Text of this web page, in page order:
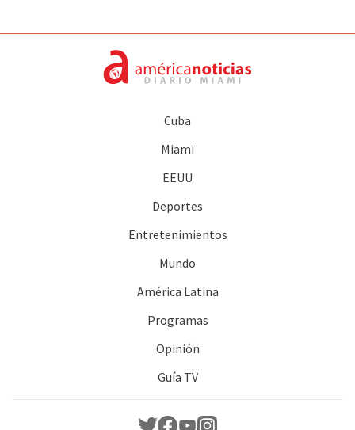
Cuba
Miami
EEUU
Deportes
Entretenimientos
Mundo
América Latina
Programas
Opinión
Guía TV